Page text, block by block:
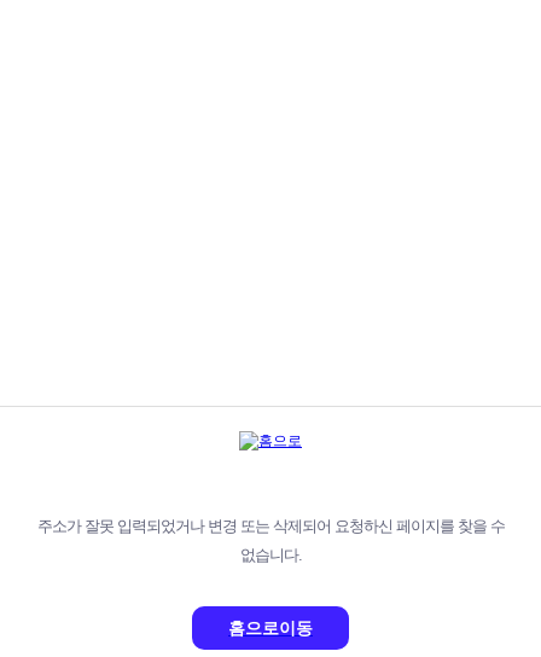
주소가 잘못 입력되었거나 변경 또는 삭제되어 요청하신 페이지를 찾을 수
없습니다.
홈으로이동